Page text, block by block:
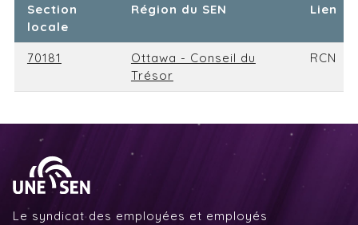
Section
locale
Région du SEN Lien
70181
Ottawa - Conseil du
Trésor
RCN
Le syndicat des employées et employés